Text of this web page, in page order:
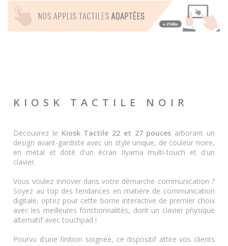
KIOSK TACTILE NOIR
Découvrez le Kiosk Tactile 22 et 27 pouces arborant un
design avant-gardiste avec un style unique, de couleur noire,
en métal et doté d'un écran IIyama multi-touch et d'un
clavier.
Vous voulez innover dans votre démarche communication ?
Soyez au top des tendances en matière de communication
digitale, optez pour cette borne interactive de premier choix
avec les meilleures fonctionnalités, dont un clavier physique
alternatif avec touchpad !
Pourvu d'une finition soignée, ce dispositif attire vos clients